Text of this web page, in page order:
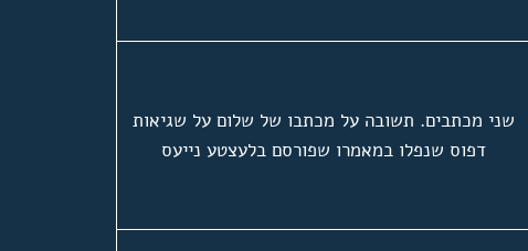
שני מכתבים. תשובה על מכתבו של שלום על שגיאות
דפוס שנפלו במאמרו שפורסם בלעצטע נייעס